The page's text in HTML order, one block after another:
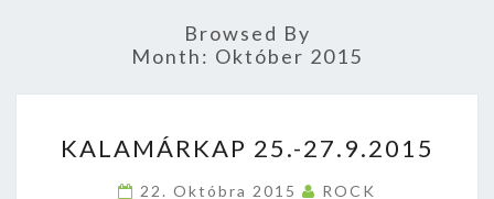
Browsed By
Month: Október 2015
25.-27.9.2015
KALAMÁRKAP 25.-27.9.2015
22. Októbra 2015 ROCK